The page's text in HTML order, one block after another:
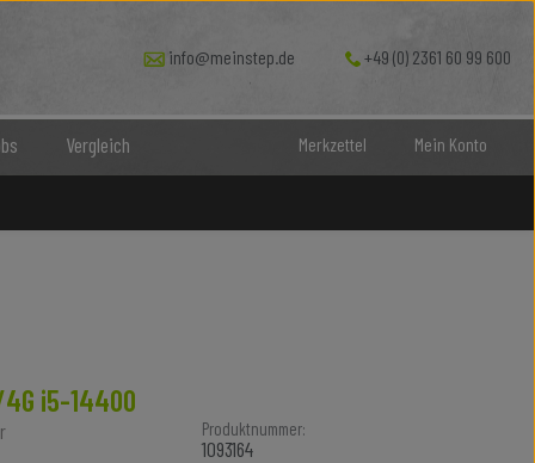
info@meinstep.de +49 (0) 2361 60 99 600
Vergleich Merkzettel Mein Konto
4G i5-14400
Produktnummer:
1093164